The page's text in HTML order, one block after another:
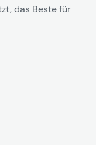
das Beste für